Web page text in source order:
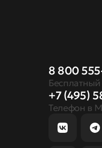
8 800
+7 (495)
Телефон в